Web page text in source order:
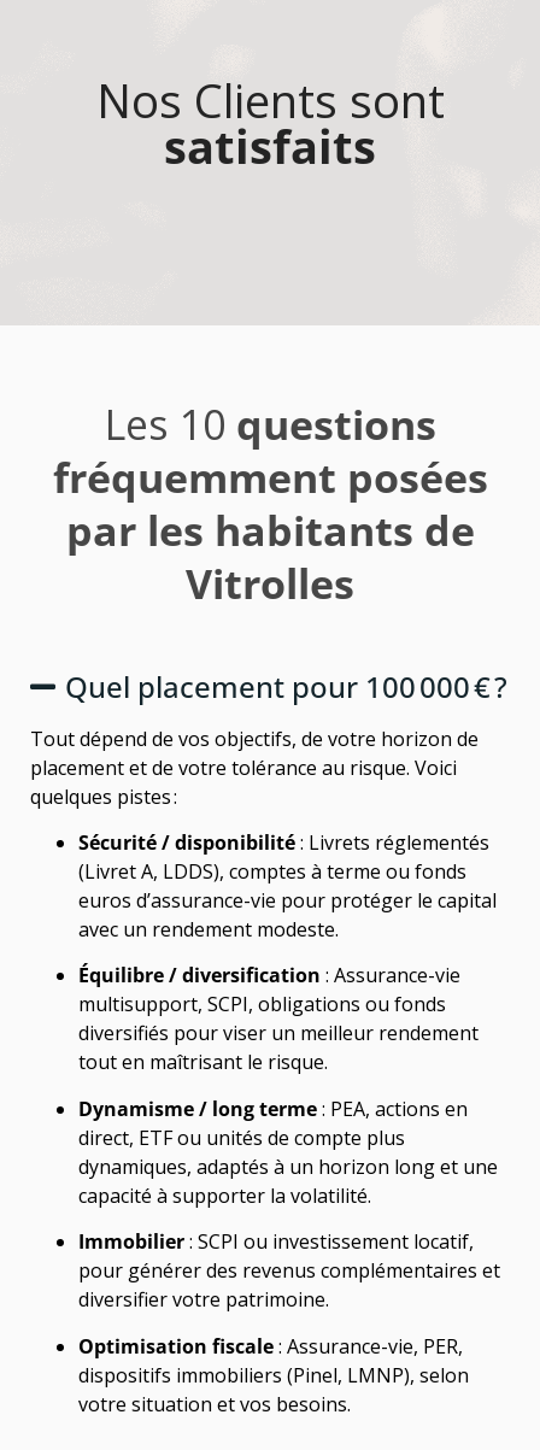
Nos Clients sont
satisfaits
Les 10 questions
fréquemment posées
par les habitants de
Vitrolles
Quel placement pour 100 000 € ?
Tout dépend de vos objectifs, de votre horizon de
placement et de votre tolérance au risque. Voici
quelques pistes :
Sécurité / disponibilité: Livrets réglementés
(Livret A, LDDS), comptes à terme ou fonds
euros d’assurance-vie pour protéger le capital
avec un rendement modeste.
Équilibre / diversification : Assurance-vie
multisupport, SCPI, obligations ou fonds
diversifiés pour viser un meilleur rendement
tout en maîtrisant le risque.
Dynamisme / long terme: PEA, actions en
direct, ETF ou unités de compte plus
dynamiques, adaptés à un horizon long et une
capacité à supporter la volatilité.
Immobilier: SCPI ou investissement locatif,
pour générer des revenus complémentaires et
diversifier votre patrimoine.
Optimisation fiscale: Assurance-vie, PER,
dispositifs immobiliers (Pinel, LMNP), selon
votre situation et vos besoins.